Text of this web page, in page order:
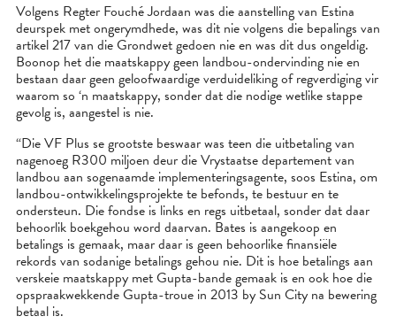
Volgens Regter Fouché Jordaan was die aanstelling van Estina
deurspek met ongerymdhede, was dit nie volgens die bepalings van
artikel 217 van die Grondwet gedoen nie en was dit dus ongeldig.
Boonop het die maatskappy geen landbou-ondervinding nie en
bestaan daar geen geloofwaardige verduideliking of regverdiging vir
waarom so ‘n maatskappy, sonder dat die nodige wetlike stappe
gevolg is, aangestel is nie.
“Die VF Plus se grootste beswaar was teen die uitbetaling van
nagenoeg R300 miljoen deur die Vrystaatse departement van
landbou aan sogenaamde implementeringsagente, soos Estina, om
landbou-ontwikkelingsprojekte te befonds, te bestuur en te
ondersteun. Die fondse is links en regs uitbetaal, sonder dat daar
behoorlik boekgehou word daarvan. Bates is aangekoop en
betalings is gemaak, maar daar is geen behoorlike finansiële
rekords van sodanige betalings gehou nie. Dit is hoe betalings aan
verskeie maatskappy met Gupta-bande gemaak is en ook hoe die
opspraakwekkende Gupta-troue in 2013 by Sun City na bewering
betaal is.